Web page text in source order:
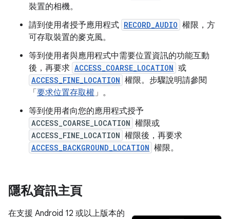
裝置的相機。
請到使用者授予應用程式 RECORD_AUDIO 權限，方
可存取裝置的麥克風。
等到使用者與應用程式中需要位置資訊的功能互動
後，再要求 ACCESS_COARSE_LOCATION 或
ACCESS_FINE_LOCATION 權限。步驟說明請參閱
「 要求位置存取權」。
等到使用者向您的應用程式授予
ACCESS_COARSE_LOCATION 權限或
ACCESS_FINE_LOCATION 權限後，再要求
ACCESS_BACKGROUND_LOCATION 權限。
隱私資訊主頁
在支援 Android 12 或以上版本的